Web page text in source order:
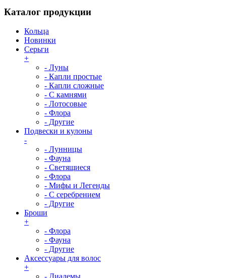
Каталог продукции
Кольца
Новинки
Серьги
+
- Луны
- Капли простые
- Капли сложные
- С камнями
- Лотосовые
- Флора
- Другие
Подвески и кулоны
-
- Лунницы
- Фауна
- Светящиеся
- Флора
- Мифы и Легенды
- С серебрением
- Другие
Броши
+
- Флора
- Фауна
- Другие
Аксессуары для волос
+